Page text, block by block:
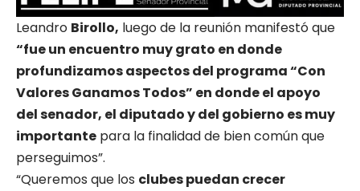
Leandro Birollo, luego de la reunión manifestó que
“fue un encuentro muy grato en donde
profundizamos aspectos del programa “Con
Valores Ganamos Todos” en donde el apoyo
del senador, el diputado y del gobierno es muy
importante para la finalidad de bien común que
perseguimos”.
“Queremos que los clubes puedan crecer